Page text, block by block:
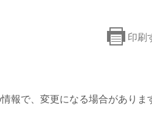
印刷
報で、変更になる場合がありま